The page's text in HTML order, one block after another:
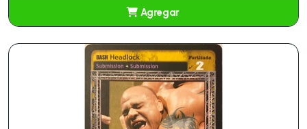
Agregar